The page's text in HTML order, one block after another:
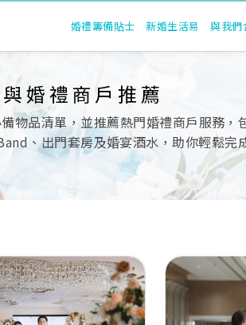
婚禮籌備貼士 新婚生活易 與我們
婚禮商戶推薦
物品清單，並推薦熱門婚禮商戶服務，
、出門套房及婚宴酒水，助你輕鬆完